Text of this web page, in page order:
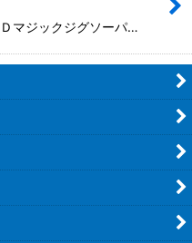
マジックジグソーパ…